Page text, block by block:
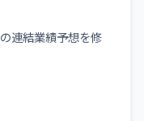
連結業績予想を修